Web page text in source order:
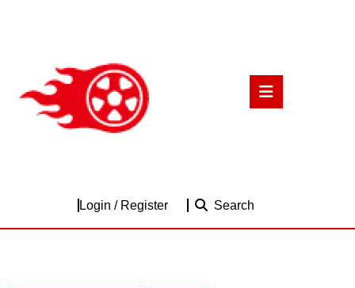
Login / RegisterLogin
Search